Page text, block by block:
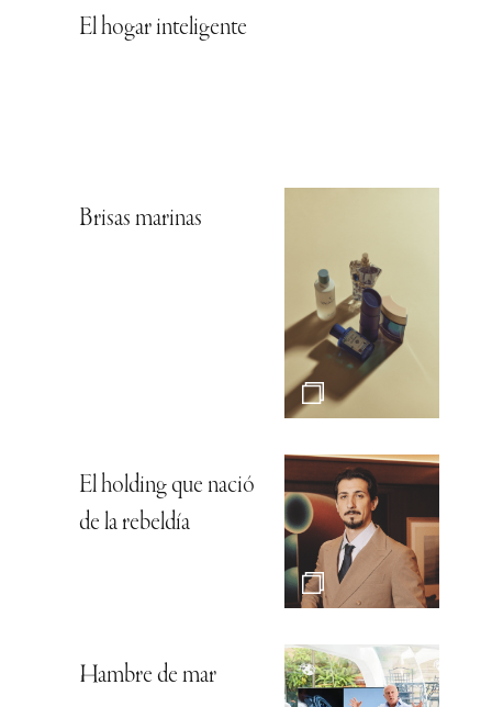
El hogar inteligente
Brisas marinas
El holding que nació
de la rebeldía
Hambre de mar